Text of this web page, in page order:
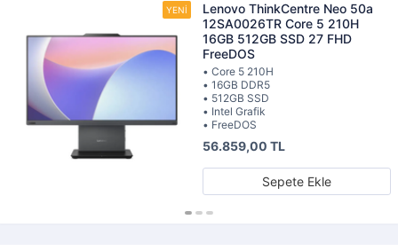
Lenovo ThinkCentre Neo 50a
12SA0026TR Core 5 210H
16GB 512GB SSD 27 FHD
FreeDOS
• Core 5 210H
• 16GB DDR5
• 512GB SSD
• Intel Grafik
• FreeDOS
56.859,00 TL
Sepete Ekle